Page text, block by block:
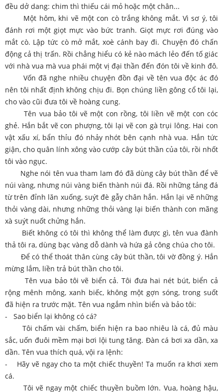
đều dở dang: chim thì thiếu cái mỏ hoặc một chân...
Một hôm, khi vẽ một con cò trắng không mắt. Vì sơ ý, tôi
đánh rơi một giọt mực vào bức tranh. Giọt mực rơi đúng vào
mắt cò. Lập tức cò mở mắt, xoè cánh bay đi. Chuyện đó chấn
động cả thị trấn. Rồi chẳng hiểu có kẻ nào mách lẻo đến tố giác
với nhà vua mà vua phái một vị đại thần đến đón tôi về kinh đô.
Vốn đã nghe nhiều chuyện đồn đại về tên vua độc ác đó
nên tôi nhất định không chịu đi. Bọn chúng liền gông cổ tôi lại,
cho vào cũi đưa tôi về hoàng cung.
Tên vua bảo tôi vẽ một con rồng, tôi liền vẽ một con cóc
ghẻ. Hắn bắt vẽ con phượng, tôi lại vẽ con gà trụi lông. Hai con
vật xấu xí, bẩn thỉu đó nhảy nhót bên cạnh nhà vua. Hắn tức
giận, cho quân lính xông vào cướp cây bút thần của tôi, rồi nhốt
tôi vào ngục.
Nghe nói tên vua tham lam đó đã dùng cây bút thần để vẽ
núi vàng, nhưng núi vàng biến thành núi đá. Rồi những tảng đá
từ trên đỉnh lăn xuống, suýt đè gẫy chân hắn. Hắn lại vẽ những
thỏi vàng dài, nhưng những thỏi vàng lại biến thành con mãng
xà suýt nuốt chửng hắn.
Biết không có tôi thì không thể làm được gì, tên vua đành
thả tôi ra, dùng bạc vàng dỗ dành và hứa gả công chúa cho tôi.
Để có thể thoát thân cùng cây bút thần, tôi vờ đồng ý. Hắn
mừng lắm, liền trả bút thần cho tôi.
Tên vua bảo tôi vẽ biển cả. Tôi đưa hai nét bút, biển cả
rộng mênh mông, xanh biếc, không một gợn sóng, trong suốt
đã hiện ra trước mặt. Tên vua ngắm nhìn biển và bảo tôi:
- Sao biển lại không có cá?
Tôi chấm vài chấm, biển hiện ra bao nhiêu là cá, đủ màu
sắc, uốn đuôi mềm mại bơi lội tung tăng. Đàn cá bơi xa dần, xa
dần. Tên vua thích quá, vội ra lệnh:
- Hãy vẽ ngay cho ta một chiếc thuyền! Ta muốn ra khơi xem
cá.
Tôi vẽ ngay một chiếc thuyền buồm lớn. Vua, hoàng hậu,